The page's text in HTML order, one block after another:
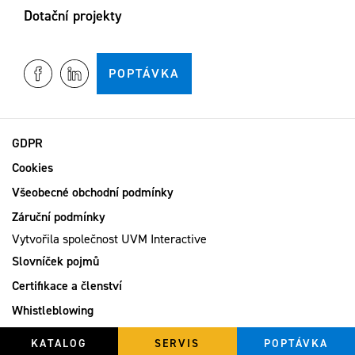
Dotační projekty
POPTÁVKA
GDPR
Cookies
Všeobecné obchodní podmínky
Záruční podmínky
Vytvořila společnost UVM Interactive
Slovníček pojmů
Certifikace a členství
Whistleblowing
KATALOG SERVIS POPTÁVKA